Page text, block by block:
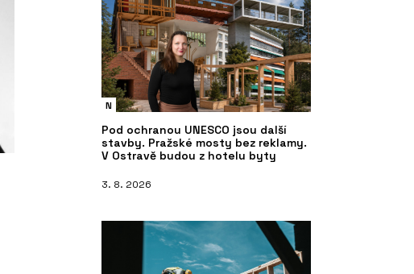
N
Pod ochranou UNESCO jsou další
stavby. Pražské mosty bez reklamy.
V Ostravě budou z hotelu byty
3. 8. 2026